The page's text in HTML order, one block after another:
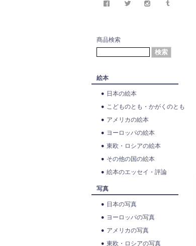
商品検索
絵本
日本の絵本
こどものとも・かがくのとも
アメリカの絵本
ヨーロッパの絵本
東欧・ロシアの絵本
その他の国の絵本
絵本のエッセイ・評論
写真
日本の写真
ヨーロッパの写真
アメリカの写真
東欧・ロシアの写真